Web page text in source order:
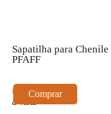
Sapatilha para
PFAFF
R$ 44,00
à vista
Comprar